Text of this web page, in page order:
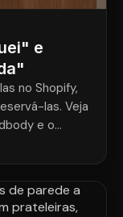
e
no Shopify,
las. Veja
e o
de vez.